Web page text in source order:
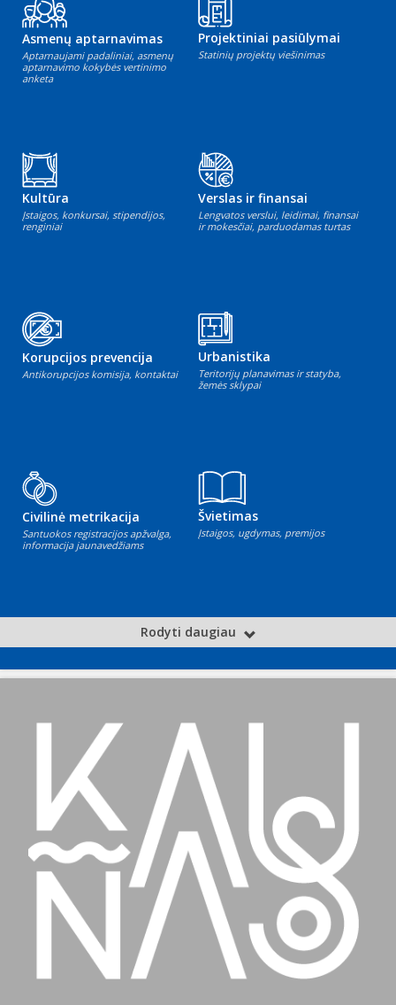
Asmenų aptarnavimas
Aptarnaujami padaliniai, asmenų
aptarnavimo kokybės vertinimo
anketa
Projektiniai pasiūlymai
Statinių projektų viešinimas
Kultūra
Įstaigos, konkursai, stipendijos,
renginiai
Verslas ir finansai
Lengvatos verslui, leidimai, finansai
ir mokesčiai, parduodamas turtas
Korupcijos prevencija
Antikorupcijos komisija, kontaktai
Urbanistika
Teritorijų planavimas ir statyba,
žemės sklypai
Civilinė metrikacija
Santuokos registracijos apžvalga,
informacija jaunavedžiams
Švietimas
Įstaigos, ugdymas, premijos
Rodyti daugiau